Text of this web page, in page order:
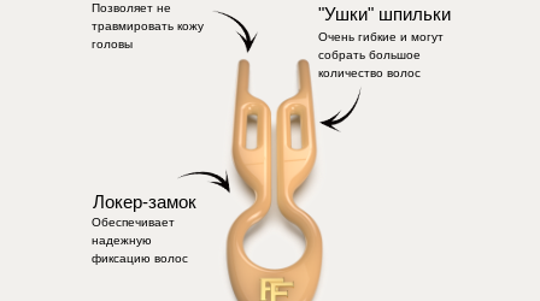
Позволяет не
травмировать кожу
головы
Локер-замок
Обеспечивает
надежную
фиксацию волос
"Ушки" шпильки
Очень гибкие и могут
собрать большое
количество волос